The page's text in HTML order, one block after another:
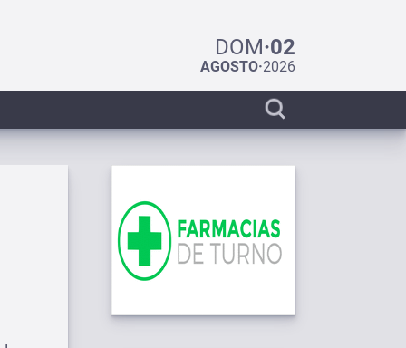
DOM·02
AGOSTO·2026
Display
search